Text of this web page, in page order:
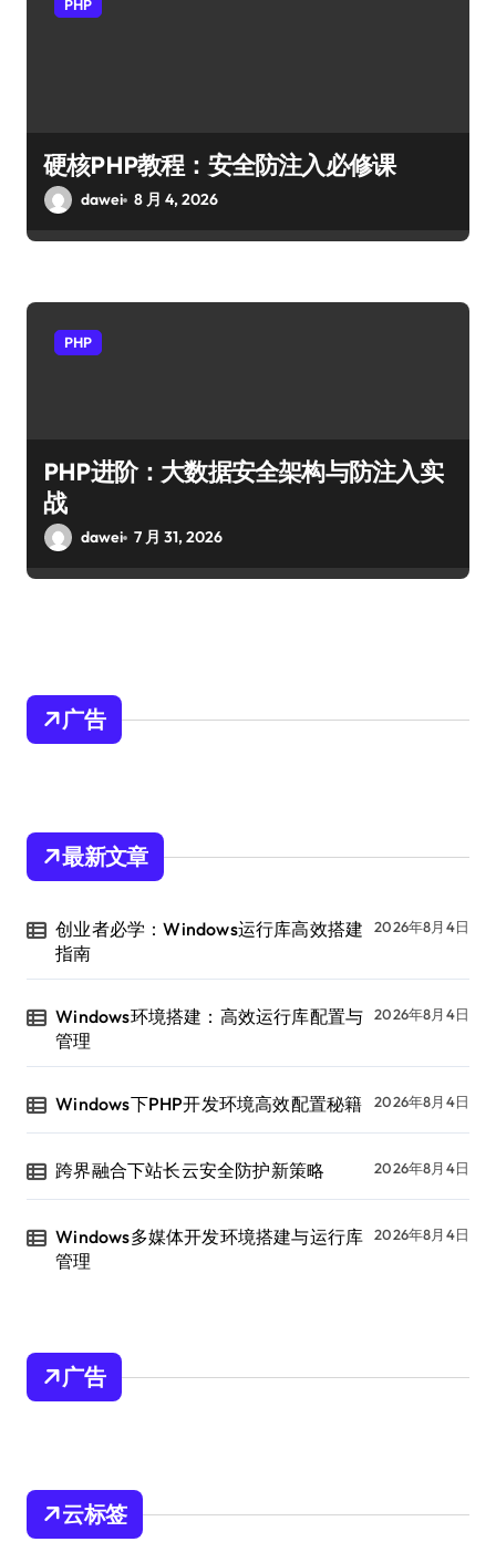
PHP
硬核PHP教程：安全防注入必修课
dawei 8 月 4, 2026
PHP
PHP进阶：大数据安全架构与防注入实
战
dawei 7 月 31, 2026
广告
最新文章
创业者必学：Windows运行库高效搭建
指南
2026年8月4日
Windows环境搭建：高效运行库配置与
管理
2026年8月4日
Windows下PHP开发环境高效配置秘籍 2026年8月4日
跨界融合下站长云安全防护新策略 2026年8月4日
Windows多媒体开发环境搭建与运行库
管理
2026年8月4日
广告
云标签